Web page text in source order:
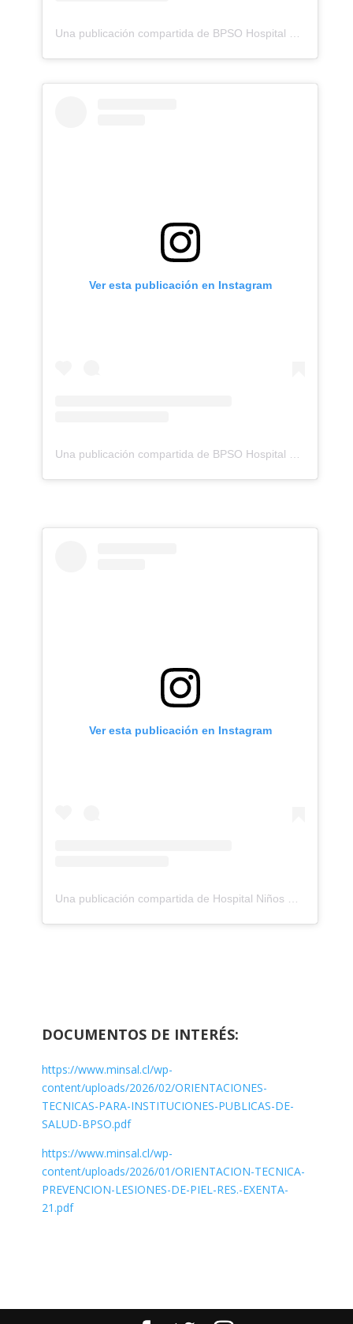
Ver esta publicación en Instagram
Ver esta publicación en Instagram
Una publicación compartida de Hospital Niños Dr Roberto Del Rio (@h.rdelrio)
DOCUMENTOS DE INTERÉS:
https://www.minsal.cl/wp-
content/uploads/2026/02/ORIENTACIONES-
TECNICAS-PARA-INSTITUCIONES-PUBLICAS-DE-
SALUD-BPSO.pdf
https://www.minsal.cl/wp-
content/uploads/2026/01/ORIENTACION-TECNICA-
PREVENCION-LESIONES-DE-PIEL-RES.-EXENTA-
21.pdf